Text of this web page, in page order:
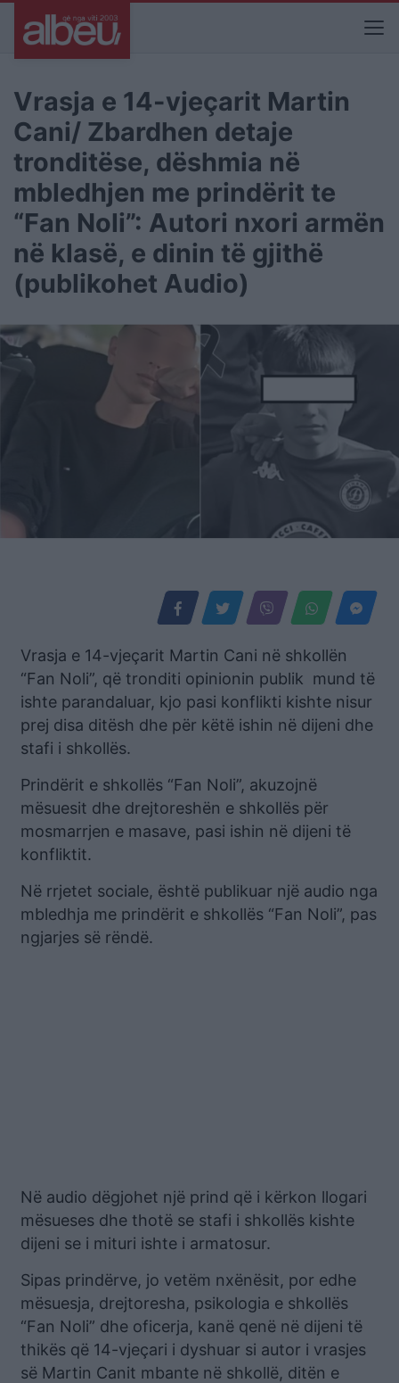
Vrasja e 14-vjeçarit Martin
Cani/ Zbardhen detaje
tronditëse, dëshmia në
mbledhjen me prindërit te
“Fan Noli”: Autori nxori armën
në klasë, e dinin të gjithë
(publikohet Audio)
Vrasja e 14-vjeçarit Martin Cani në shkollën
“Fan Noli”, që tronditi opinionin publik mund të
ishte parandaluar, kjo pasi konflikti kishte nisur
prej disa ditësh dhe për këtë ishin në dijeni dhe
stafi i shkollës.
Prindërit e shkollës “Fan Noli”, akuzojnë
mësuesit dhe drejtoreshën e shkollës për
mosmarrjen e masave, pasi ishin në dijeni të
konfliktit.
Në rrjetet sociale, është publikuar një audio nga
mbledhja me prindërit e shkollës “Fan Noli”, pas
ngjarjes së rëndë.
Në audio dëgjohet një prind që i kërkon llogari
mësueses dhe thotë se stafi i shkollës kishte
dijeni se i mituri ishte i armatosur.
Sipas prindërve, jo vetëm nxënësit, por edhe
mësuesja, drejtoresha, psikologia e shkollës
“Fan Noli” dhe oficerja, kanë qenë në dijeni të
thikës që 14-vjeçari i dyshuar si autor i vrasjes
së Martin Canit mbante në shkollë, ditën e